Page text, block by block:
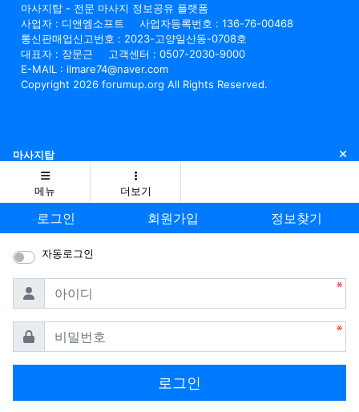
마사지탑 - 전문 마사지 정보공유 플랫폼
사업자 : 디앤엠소프트
사업자등록번호 : 136-76-00468
통신판매업신고번호 : 2023-고양일산동-0708호
대표자 : 장문근
고객센터 : 0507-2030-9000
E-MAIL : ilmare74@naver.com
Copyright 2026 forumup.org All Rights Reserved.
마사지탑 닫
메뉴 더보기
로그인 회원가입 정보찾기
자동로그인
아이디
비밀번호
로그인